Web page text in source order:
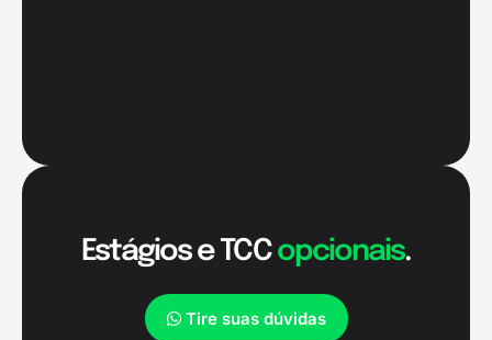
Estágios e TCCopcionais.
Tire suas dúvidas